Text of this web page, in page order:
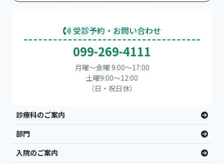
受診予約・お問い合わせ
099-269-4111
月曜～金曜 9:00～17:00
土曜9:00〜12:00
（日・祝日休）
診療科のご案内
部門
入院のご案内